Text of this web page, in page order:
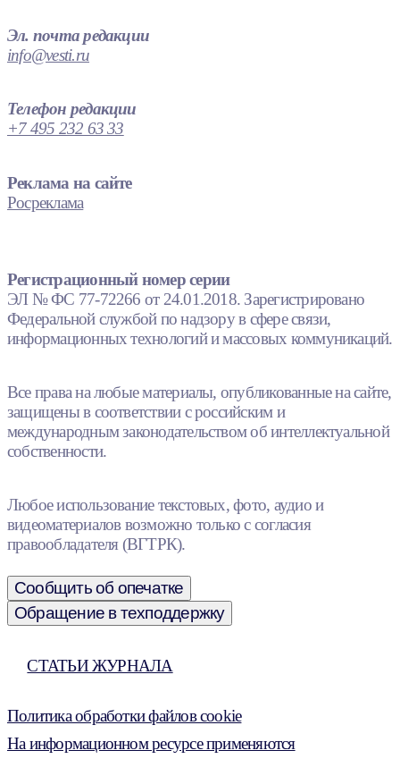
Эл. почта редакции
info@vesti.ru
Телефон редакции
+7 495 232 63 33
Реклама на сайте
Росреклама
Регистрационный номер серии
ЭЛ № ФС 77-72266 от 24.01.2018. Зарегистрировано
Федеральной службой по надзору в сфере связи,
информационных технологий и массовых коммуникаций.
Все права на любые материалы, опубликованные на сайте,
защищены в соответствии с российским и
международным законодательством об интеллектуальной
собственности.
Любое использование текстовых, фото, аудио и
видеоматериалов возможно только с согласия
правообладателя (ВГТРК).
Сообщить об опечатке
Обращение в техподдержку
СТАТЬИ ЖУРНАЛА
Политика обработки файлов cookie
На информационном ресурсе применяются